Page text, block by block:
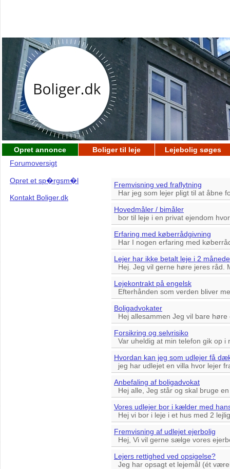
Opret annonce Boliger til leje
Lejebolig søges
Forumoversigt
Opret et sp�rgsm�l
Kontakt Boliger.dk
Fremvisning ved fraflytning
Har jeg som lejer pligt til at åbne
Hovedmåler / bimåler
bor til leje i en privat ejendom
Erfaring med køberrådgivning
Har I nogen erfaring med
Lejer har ikke betalt leje i 2
Hej. Jeg vil gerne høre jeres råd.
Lejekontrakt på engelsk
Efterhånden som verden bliver
Boligadvokater
Hej allesammen Jeg vil bare
Forsikring og selvrisiko
Var uheldig at min telefon gik op
Hvordan kan jeg som udlejer få
jeg har udlejet en villa hvor lejer
Anbefaling af boligadvokat
Hej alle, Jeg står og skal bruge
Vores udlejer bor i kælder med
Hej vi bor i leje i et hus med 2
Fremvisning af udlejet ejerbolig
Hej, Vi vil gerne sælge vores
Lejers rettighed ved opsigelse?
Jeg har opsagt et lejemål (ét